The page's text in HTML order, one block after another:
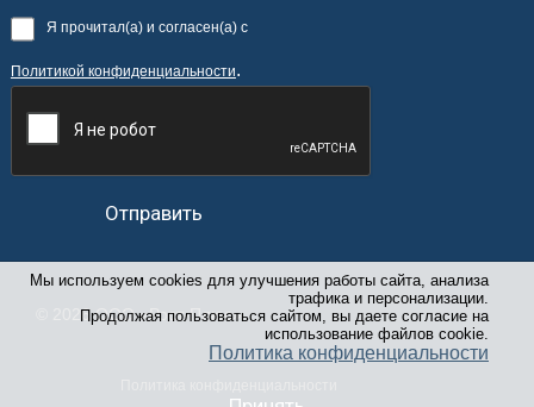
Мы используем cookies для улучшения работы сайта, анализа
трафика и персонализации.
Продолжая пользоваться сайтом, вы даете согласие на
использование файлов cookie.
Политика конфиденциальности
Я прочитал(а) и согласен(а) с
Политикой конфиденциальности.
Отправить
© 2026 ООО «Рост-Плюс»